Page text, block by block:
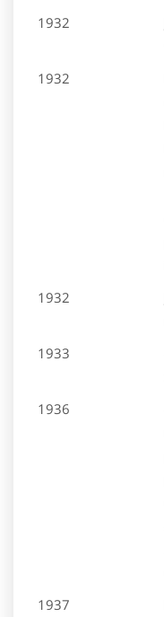
1932
1932
1932
1933
1936
1937